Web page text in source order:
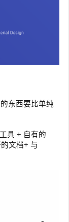
东西要比单纯
具 + 自有的
文档+ 与